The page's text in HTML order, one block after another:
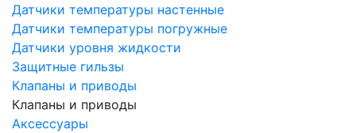
Датчики температуры настенные
Датчики температуры погружные
Датчики уровня жидкости
Защитные гильзы
Клапаны и приводы
Клапаны и приводы
Аксессуары